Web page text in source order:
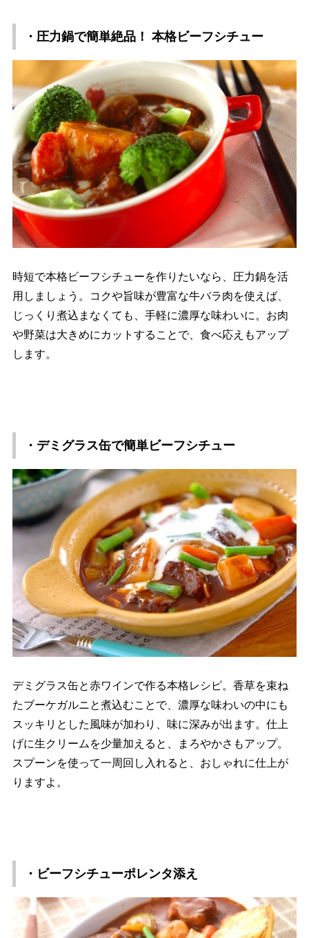
・圧力鍋で簡単絶品！ 本格ビーフシチュー
時短で本格ビーフシチューを作りたいなら、圧力鍋を活
用しましょう。コクや旨味が豊富な牛バラ肉を使えば、
じっくり煮込まなくても、手軽に濃厚な味わいに。お肉
野菜は大きめにカットすることで、食べ応えもアップ
します。
・デミグラス缶で簡単ビーフシチュー
デミグラス缶と赤ワインで作る本格レシピ。香草を束ね
たブーケガルニと煮込むことで、濃厚な味わいの中にも
スッキリとした風味が加わり、味に深みが出ます。仕上
げに生クリームを少量加えると、まろやかさもアップ。
スプーンを使って一周回し入れると、おしゃれに仕上が
りますよ。
・ビーフシチューポレンタ添え